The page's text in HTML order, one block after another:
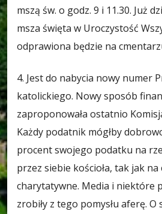
mszą św. o godz. 9 i 11.30. Już
msza święta w Uroczystość
odprawiona będzie na
4. Jest do nabycia nowy numer
katolickiego. Nowy sposób
zaproponowała ostatnio
Każdy podatnik mógłby
procent swojego podatku na
przez siebie kościoła, tak jak
charytatywne. Media i niektóre
zrobiły z tego pomysłu aferę. O